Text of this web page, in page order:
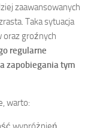
zaawansowanych
Taka sytuacja
groźnych
regularne
zapobiegania tym
warto: